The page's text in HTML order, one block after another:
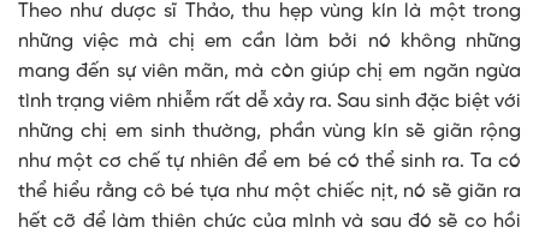
Theo như dược sĩ Thảo, thu hẹp vùng kín là một trong
những việc mà chị em cần làm bởi nó không những
mang đến sự viên mãn, mà còn giúp chị em ngăn ngừa
tình trạng viêm nhiễm rất dễ xảy ra. Sau sinh đặc biệt với
những chị em sinh thường, phần vùng kín sẽ giãn rộng
như một cơ chế tự nhiên để em bé có thể sinh ra. Ta có
thể hiểu rằng cô bé tựa như một chiếc nịt, nó sẽ giãn ra
hết cỡ để làm thiên chức của mình và sau đó sẽ co hồi